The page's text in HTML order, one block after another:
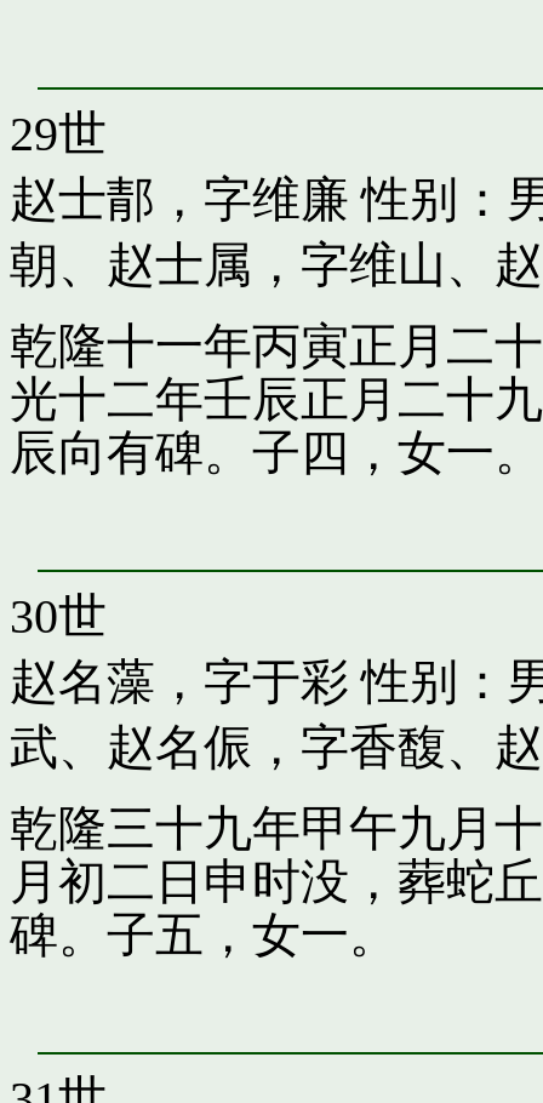
29世
赵士郬，字维廉 性别：
朝 、 赵士属，字维山、
乾隆十一年丙寅正月二
光十二年壬辰正月二十
辰向有碑。子四，女一。
30世
赵名藻，字于彩 性别：
武、 赵名侲，字香馥、
乾隆三十九年甲午九月
月初二日申时没，葬蛇
碑。子五，女一。